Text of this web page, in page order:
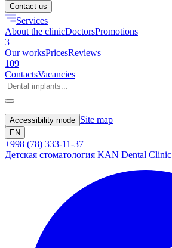
Contact us
Services
About the clinicDoctorsPromotions
3
Our worksPricesReviews
109
ContactsVacancies
Accessibility mode Site map
EN
+998 (78) 333-11-37
Детская стоматология KAN Dental Clinic